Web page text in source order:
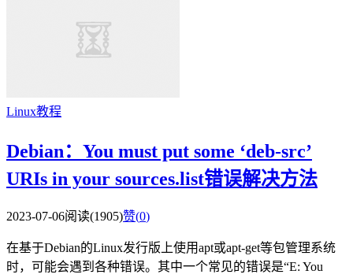
Linux教程
Debian：You must put some ‘deb-src’
URIs in your sources.list错误解决方法
2023-07-06阅读(1905)赞(0)
在基于Debian的Linux发行版上使用apt或apt-get等包管理系统
时，可能会遇到各种错误。其中一个常见的错误是“E: You